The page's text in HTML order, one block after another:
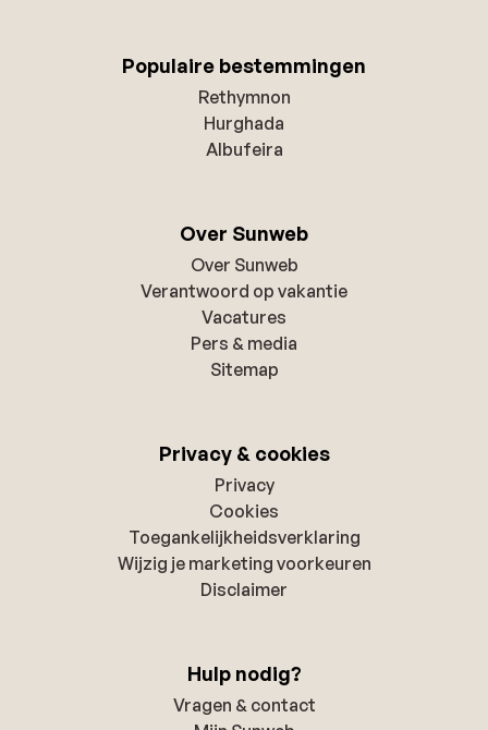
Populaire bestemmingen
Rethymnon
Hurghada
Albufeira
Over Sunweb
Over Sunweb
Verantwoord op vakantie
Vacatures
Pers & media
Sitemap
Privacy & cookies
Privacy
Cookies
Toegankelijkheidsverklaring
Wijzig je marketing voorkeuren
Disclaimer
Hulp nodig?
Vragen & contact